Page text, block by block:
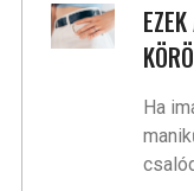
Ha